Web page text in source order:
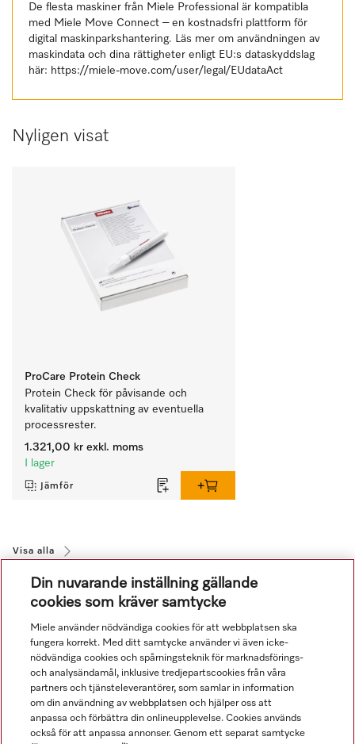
De flesta maskiner från Miele Professional är kompatibla
med Miele Move Connect – en kostnadsfri plattform för
digital maskinparkshantering. Läs mer om användningen av
maskindata och dina rättigheter enligt EU:s dataskyddslag
här: https://miele-move.com/user/legal/EUdataAct
Nyligen visat
ProCare Protein Check
Protein Check för påvisande och
kvalitativ uppskattning av eventuella
processrester.
1.321,00 kr exkl. moms
I lager
Jämför
Visa alla
Navigering
Service
Din nuvarande inställning gällande
cookies som kräver samtycke
Miele använder nödvändiga cookies för att webbplatsen ska
fungera korrekt. Med ditt samtycke använder vi även icke-
nödvändiga cookies och spårningsteknik för marknadsförings-
och analysändamål, inklusive tredjepartscookies från våra
partners och tjänsteleverantörer, som samlar in information
om din användning av webbplatsen och hjälper oss att
anpassa och förbättra din onlineupplevelse. Cookies används
också för att anpassa annonser. Genom ett separat samtycke